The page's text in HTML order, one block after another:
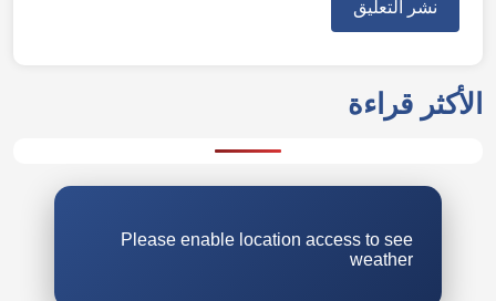
الأكثر قراءة
Please enable location access to see
weather